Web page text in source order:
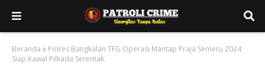
Beranda
Polres Bangkalan TFG Operasi Mantap Praja Semeru 2024
Siap Kawal Pilkada Serentak.